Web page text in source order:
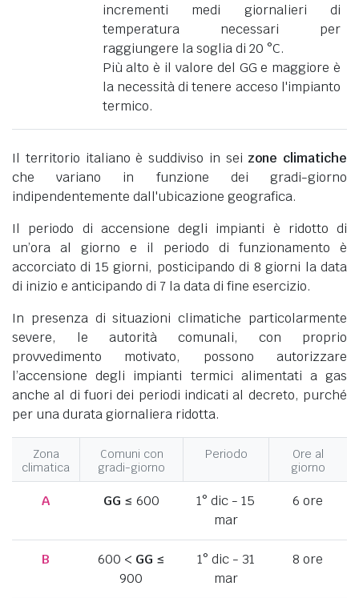
incrementi medi giornalieri di
temperatura necessari per
raggiungere la soglia di 20 °C.
Più alto è il valore del GG e maggiore è
la necessità di tenere acceso l'impianto
termico.
Il territorio italiano è suddiviso in sei zone climatiche
che variano in funzione dei gradi-giorno
indipendentemente dall'ubicazione geografica.
Il periodo di accensione degli impianti è ridotto di
un’ora al giorno e il periodo di funzionamento è
accorciato di 15 giorni, posticipando di 8 giorni la data
di inizio e anticipando di 7 la data di fine esercizio.
In presenza di situazioni climatiche particolarmente
severe, le autorità comunali, con proprio
provvedimento motivato, possono autorizzare
l’accensione degli impianti termici alimentati a gas
anche al di fuori dei periodi indicati al decreto, purché
per una durata giornaliera ridotta.
Zona
climatica
Comuni con
gradi-giorno
Periodo
Ore al
giorno
A GG ≤ 600
1° dic - 15
mar
6 ore
B 600 < GG ≤
900
1° dic - 31
mar
8 ore